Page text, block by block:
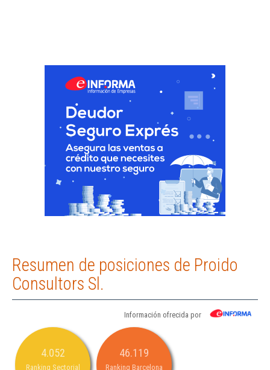
Resumen de posiciones de Proido
Consultors Sl.
Información ofrecida por
4.052
Ranking Sectorial
46.119
Ranking Barcelona